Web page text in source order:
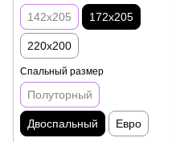
142x205 172x205
220x200
Спальный размер
Полуторный
Двоспальный Евро